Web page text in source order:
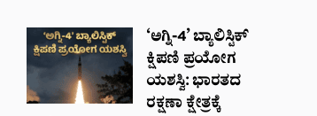
‘ಅಗ್ನಿ-4’ ಬ್ಯಾಲಿಸ್ಟಿಕ್
ಕ್ಷಿಪಣಿ ಪ್ರಯೋಗ
ಯಶಸ್ವಿ: ಭಾರತದ
ರಕ್ಷಣಾ ಕ್ಷೇತ್ರಕ್ಕೆ